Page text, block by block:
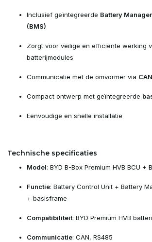
Inclusief geïntegreerde Battery
(BMS)
Zorgt voor veilige en efficiënte werking
batterijmodules
Communicatie met de omvormer via
Compact ontwerp met geïntegreerde
Eenvoudige en snelle installatie
Technische specificaties
Model: BYD B-Box Premium HVB BCU +
Functie: Battery Control Unit + Battery
+ basisframe
Compatibiliteit: BYD Premium HVB
Communicatie: CAN, RS485